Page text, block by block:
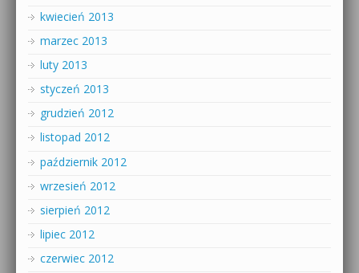
kwiecień 2013
marzec 2013
luty 2013
styczeń 2013
grudzień 2012
listopad 2012
październik 2012
wrzesień 2012
sierpień 2012
lipiec 2012
czerwiec 2012